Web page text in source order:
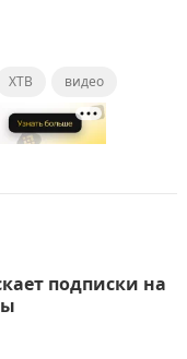
XTB видео
подписки на